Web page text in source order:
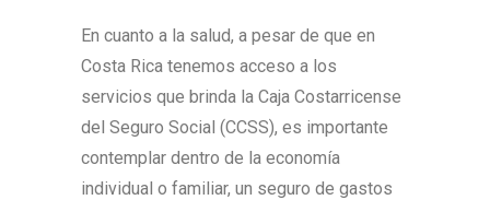
En cuanto a la salud, a pesar de que en
Costa Rica tenemos acceso a los
servicios que brinda la Caja Costarricense
del Seguro Social (CCSS), es importante
contemplar dentro de la economía
individual o familiar, un seguro de gastos